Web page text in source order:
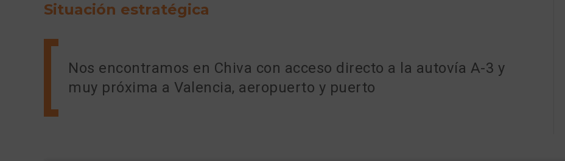
Situación estratégica
Nos encontramos en Chiva con acceso directo a la autovía A-3 y
muy próxima a Valencia, aeropuerto y puerto